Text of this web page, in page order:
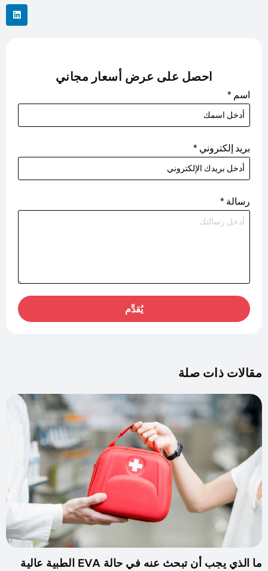
احصل على عرض أسعار مجاني
اسم *
بريد إلكتروني *
رسالة *
يُقدِّم
مقالات ذات صلة
ما الذي يجب أن تبحث عنه في حالة EVA الطبية عالية